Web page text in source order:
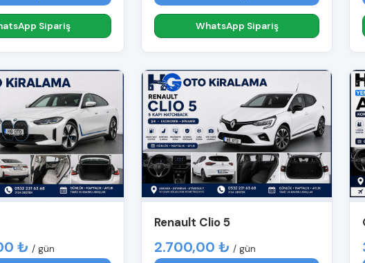
Sipariş WhatsApp Sipariş
₺ / gün
Renault Clio 5
2.700,00 ₺ / gün